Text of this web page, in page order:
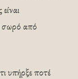
σωρό από
υπήρξε ποτέ